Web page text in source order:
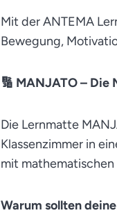
Mit der ANTEMA
Bewegung,
🔢 MANJATO –
Die Lernmatte
Klassenzimmer in
mit
Warum sollten